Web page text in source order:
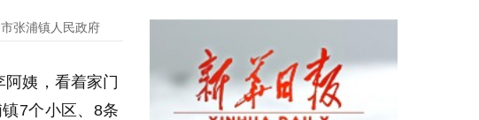
张浦镇人民政府
阿姨，看着家门
7个小区、8条